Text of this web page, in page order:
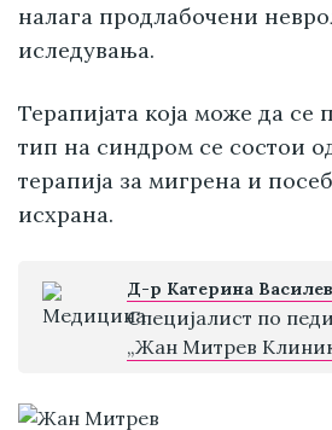
налага продлабочени
иследувања.
Терапијата која може да се
тип на синдром се состои
терапија за мигрена и
исхрана.
Д-р Катерина
Специјалист по
„Жан Митрев